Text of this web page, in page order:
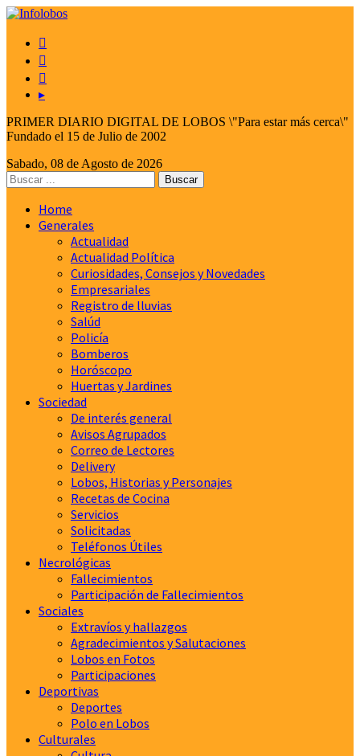



▸
PRIMER DIARIO DIGITAL DE LOBOS \"Para estar más cerca\"
Fundado el 15 de Julio de 2002
Sabado, 08 de Agosto de 2026
Home
Generales
Actualidad
Actualidad Política
Curiosidades, Consejos y Novedades
Empresariales
Registro de lluvias
Salúd
Policía
Bomberos
Horóscopo
Huertas y Jardines
Sociedad
De interés general
Avisos Agrupados
Correo de Lectores
Delivery
Lobos, Historias y Personajes
Recetas de Cocina
Servicios
Solicitadas
Teléfonos Útiles
Necrológicas
Fallecimientos
Participación de Fallecimientos
Sociales
Extravíos y hallazgos
Agradecimientos y Salutaciones
Lobos en Fotos
Participaciones
Deportivas
Deportes
Polo en Lobos
Culturales